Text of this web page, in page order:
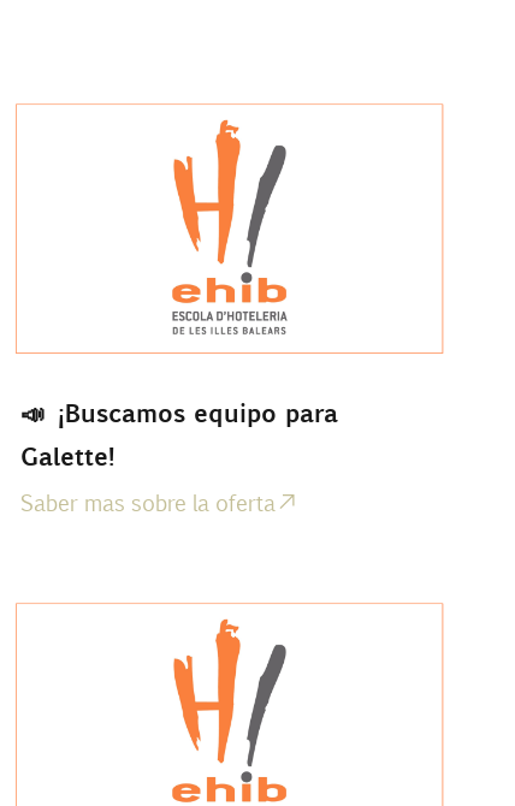
📣 ¡Buscamos equipo para
Galette!
Saber mas sobre la oferta